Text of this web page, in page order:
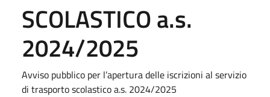
SCOLASTICO a.s.
2024/2025
Avviso pubblico per l’apertura delle iscrizioni al servizio
di trasporto scolastico a.s. 2024/2025